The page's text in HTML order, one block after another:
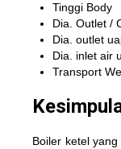
Tinggi
Dia. Outlet
Dia.
Dia. inlet
Transport
Boiler ketel